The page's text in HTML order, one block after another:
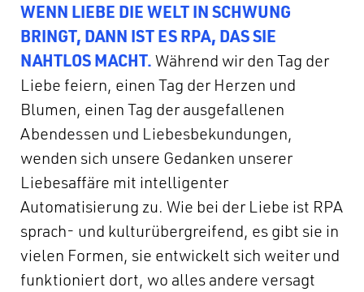
WENN LIEBE DIE WELT IN SCHWUNG
BRINGT, DANN IST ES RPA, DAS SIE
NAHTLOS MACHT.Während wir den Tag der
Liebe feiern, einen Tag der Herzen und
Blumen, einen Tag der ausgefallenen
Abendessen und Liebesbekundungen,
wenden sich unsere Gedanken unserer
Liebesaffäre mit intelligenter
Automatisierung zu. Wie bei der Liebe ist RPA
sprach- und kulturübergreifend, es gibt sie in
vielen Formen, sie entwickelt sich weiter und
funktioniert dort, wo alles andere versagt